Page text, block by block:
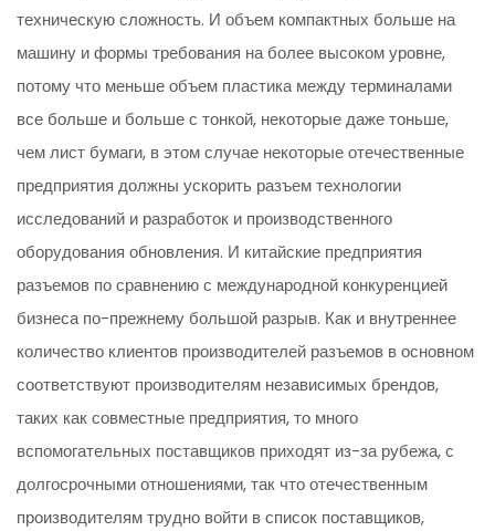
техническую сложность. И объем компактных больше на
машину и формы требования на более высоком уровне,
потому что меньше объем пластика между терминалами
все больше и больше с тонкой, некоторые даже тоньше,
чем лист бумаги, в этом случае некоторые отечественные
предприятия должны ускорить разъем технологии
исследований и разработок и производственного
оборудования обновления. И китайские предприятия
разъемов по сравнению с международной конкуренцией
бизнеса по-прежнему большой разрыв. Как и внутреннее
количество клиентов производителей разъемов в основном
соответствуют производителям независимых брендов,
таких как совместные предприятия, то много
вспомогательных поставщиков приходят из-за рубежа, с
долгосрочными отношениями, так что отечественным
производителям трудно войти в список поставщиков,